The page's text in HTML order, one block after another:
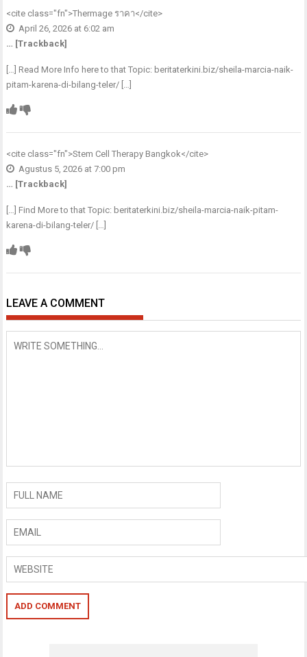
<cite class="fn">Thermage ราคา</cite>
April 26, 2026 at 6:02 am
… [Trackback]
[…] Read More Info here to that Topic: beritaterkini.biz/sheila-marcia-naik-
pitam-karena-di-bilang-teler/ […]
<cite class="fn">Stem Cell Therapy Bangkok</cite>
Agustus 5, 2026 at 7:00 pm
… [Trackback]
[…] Find More to that Topic: beritaterkini.biz/sheila-marcia-naik-pitam-
karena-di-bilang-teler/ […]
LEAVE A COMMENT